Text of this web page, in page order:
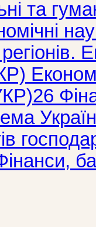
та